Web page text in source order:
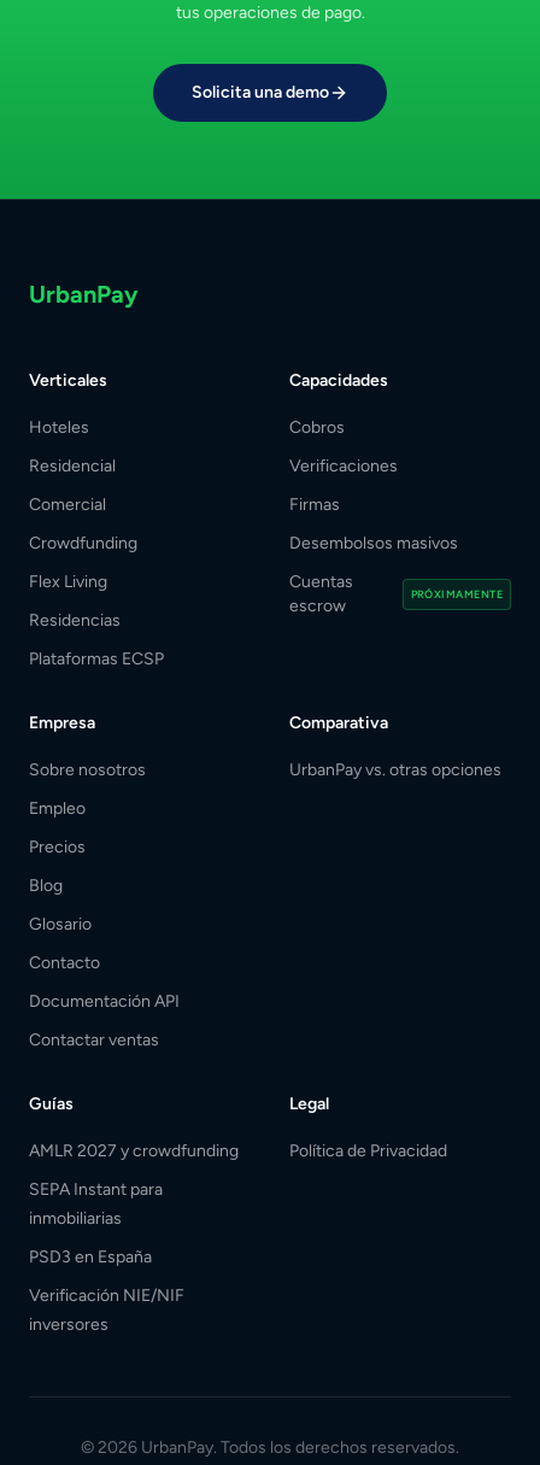
tus operaciones de pago.
Solicita una demo
UrbanPay
Verticales
Hoteles
Residencial
Comercial
Crowdfunding
Flex Living
Residencias
Plataformas ECSP
Capacidades
Cobros
Verificaciones
Firmas
Desembolsos masivos
Cuentas
escrow
PRÓXIMAMENTE
Empresa
Sobre nosotros
Empleo
Precios
Blog
Glosario
Contacto
Documentación API
Contactar ventas
Comparativa
UrbanPay vs. otras opciones
Guías
AMLR 2027 y crowdfunding
SEPA Instant para
inmobiliarias
PSD3 en España
Verificación NIE/NIF
inversores
Legal
Política de Privacidad
©2026 UrbanPay. Todos los derechos reservados.